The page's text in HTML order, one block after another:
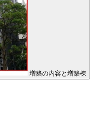
増築の内容と増築棟